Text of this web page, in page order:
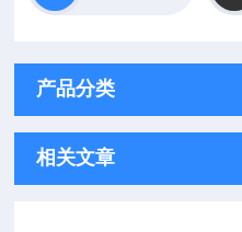
产品分类
相关文章